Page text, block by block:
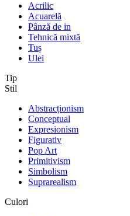
Acrilic
Acuarelă
Pânză de in
Tehnică mixtă
Tuș
Ulei
Tip
Stil
Abstracționism
Conceptual
Expresionism
Figurativ
Pop Art
Primitivism
Simbolism
Suprarealism
Culori